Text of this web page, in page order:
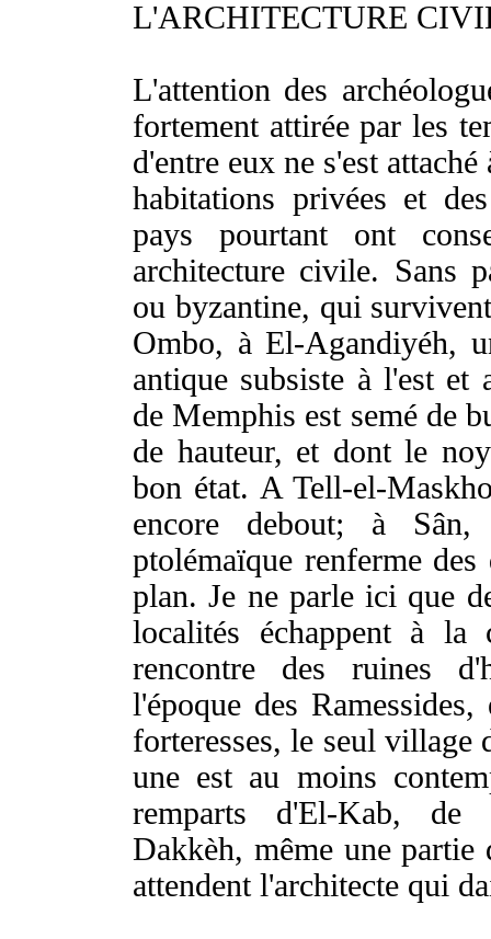
L'ARCHITECTURE
L'attention des
fortement attirée par les
d'entre eux ne s'est
habitations privées et
pays pourtant ont
architecture civile. Sans
ou byzantine, qui
Ombo, à El-Agandiyéh,
antique subsiste à l'est et
de Memphis est semé de
de hauteur, et dont le
bon état. A Tell-el-
encore debout; à
ptolémaïque renferme
plan. Je ne parle ici que
localités échappent à la
rencontre des ruines
l'époque des
forteresses, le seul
une est au moins
remparts d'El-Kab, de
Dakkèh, même une partie
attendent l'architecte qui